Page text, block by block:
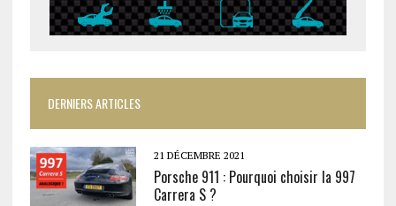
DERNIERS ARTICLES
21 DÉCEMBRE 2021
Porsche 911 : Pourquoi choisir la 997
Carrera S ?